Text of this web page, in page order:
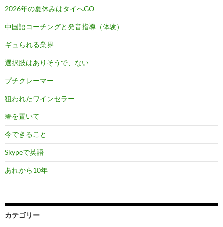
2026年の夏休みはタイへGO
中国語コーチングと発音指導（体験）
ギュられる業界
選択肢はありそうで、ない
プチクレーマー
狙われたワインセラー
箸を置いて
今できること
Skypeで英語
あれから10年
カテゴリー